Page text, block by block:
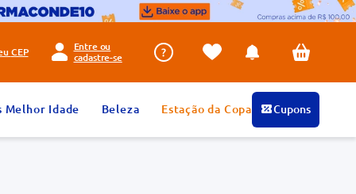
CEP
Entre ou
cadastre-se
Melhor Idade Beleza Estação da Copa Cupons